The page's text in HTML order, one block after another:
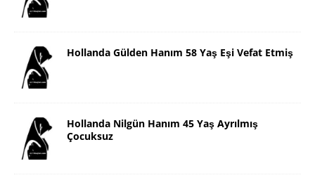
Hollanda Gülden Hanım 58 Yaş Eşi Vefat Etmiş
Hollanda Nilgün Hanım 45 Yaş Ayrılmış
Çocuksuz